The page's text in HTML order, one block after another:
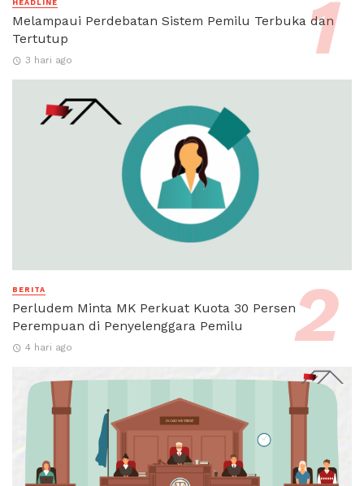
HEADLINE
Melampaui Perdebatan Sistem Pemilu Terbuka dan
Tertutup
3 hari ago
BERITA
Perludem Minta MK Perkuat Kuota 30 Persen
Perempuan di Penyelenggara Pemilu
4 hari ago